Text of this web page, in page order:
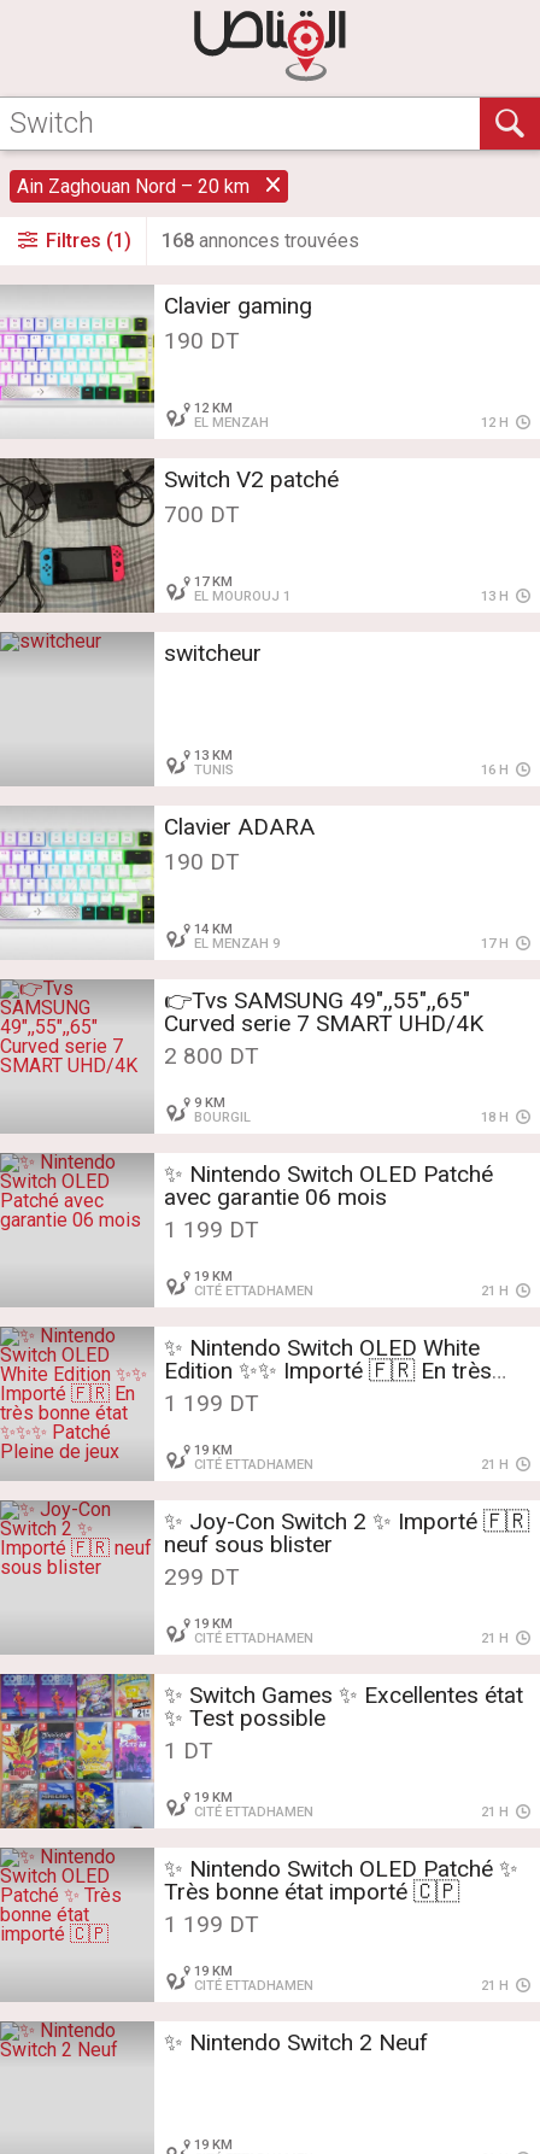
Ain Zaghouan Nord – 20 km
Filtres (1) 168 annonces trouvées
Clavier gaming
190 DT
12 KM
EL MENZAH
12 H
Switch V2 patché
700 DT
17 KM
EL MOUROUJ 1
13 H
switcheur
13 KM
TUNIS
16 H
Clavier ADARA
190 DT
14 KM
EL MENZAH 9
17 H
👉Tvs SAMSUNG 49",,55",,65"
Curved serie 7 SMART UHD/4K
2 800 DT
9 KM
BOURGIL
18 H
✨ Nintendo Switch OLED Patché
avec garantie 06 mois
1 199 DT
19 KM
CITÉ ETTADHAMEN
21 H
✨ Nintendo Switch OLED White
Edition ✨✨ Importé 🇫🇷 En très
bonne état ✨️✨️✨️ Patché Pleine de
jeux
1 199 DT
19 KM
CITÉ ETTADHAMEN
21 H
✨️ Joy-Con Switch 2 ✨ Importé 🇫🇷
neuf sous blister
299 DT
19 KM
CITÉ ETTADHAMEN
21 H
✨ ️Switch Games ✨️ Excellentes état
✨️ Test possible
1 DT
19 KM
CITÉ ETTADHAMEN
21 H
✨ Nintendo Switch OLED Patché ✨
Très bonne état importé 🇨🇵
1 199 DT
19 KM
CITÉ ETTADHAMEN
21 H
✨ Nintendo Switch 2 Neuf
19 KM